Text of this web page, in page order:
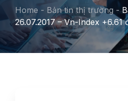
Home - Bản tin thị trường -
26.07.2017 – Vn-Index +6.61